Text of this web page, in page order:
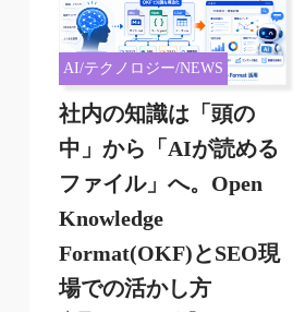
AI/テクノロジー/NEWS
社内の知識は「頭の
中」から「AIが読める
ファイル」へ。Open
Knowledge
Format(OKF)とSEO現
場での活かし方